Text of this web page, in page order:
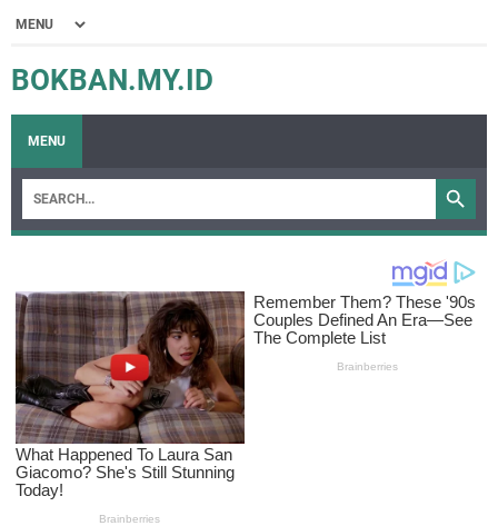
BOKBAN.MY.ID
MENU